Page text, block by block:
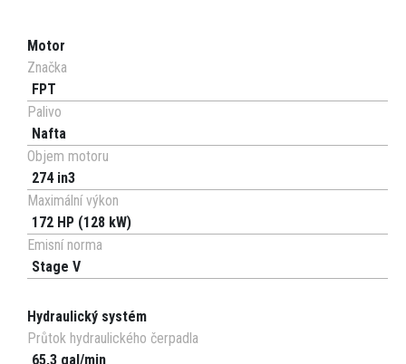
Motor
Značka
FPT
Palivo
Nafta
Objem motoru
274 in3
Maximální výkon
172 HP (128 kW)
Emisní norma
Stage V
Hydraulický systém
Průtok hydraulického čerpadla
65,3 gal/min